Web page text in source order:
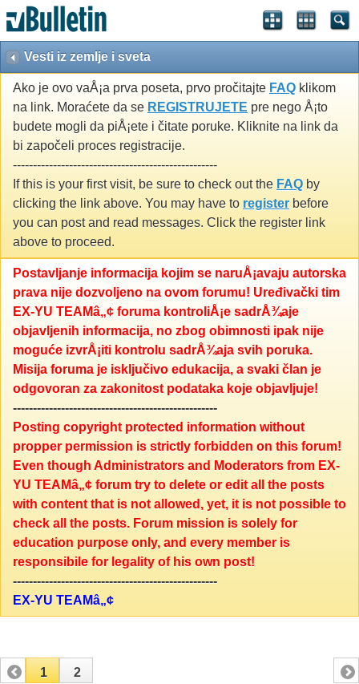
Vesti iz zemlje i sveta
Ako je ovo vaÅ¡a prva poseta, prvo pročitajte FAQ klikom
na link. Moraćete da se REGISTRUJETE pre nego Å¡to
budete mogli da piÅ¡ete i čitate poruke. Kliknite na link da
bi započeli proces registracije.
---------------------------------------------------
If this is your first visit, be sure to check out the FAQ by
clicking the link above. You may have to register before
you can post and read messages. Click the register link
above to proceed.
Postavljanje informacija kojim se naruÅ¡avaju autorska
prava nije dozvoljeno na ovom forumu! Uređivački tim
EX-YU TEAMâ„¢ foruma kontroliÅ¡e sadrÅ¾aje
objavljenih informacija, no zbog obimnosti ipak nije
moguće izvrÅ¡iti kontrolu sadrÅ¾aja svih poruka.
Misija foruma je isključivo edukacija, a svaki član je
odgovoran za zakonitost podataka koje objavljuje!
---------------------------------------------------
Posting copyright protected information without
propper permission is strictly forbidden on this forum!
Even though Administrators and Moderators from EX-
YU TEAMâ„¢ forum try to delete or edit all the posts
with content that is not allowed, yet, it is not possible to
check all the posts. Forum mission is solely for
education purpose only, and every member is
responsibile for legality of his own post!
---------------------------------------------------
EX-YU TEAMâ„¢
1 2